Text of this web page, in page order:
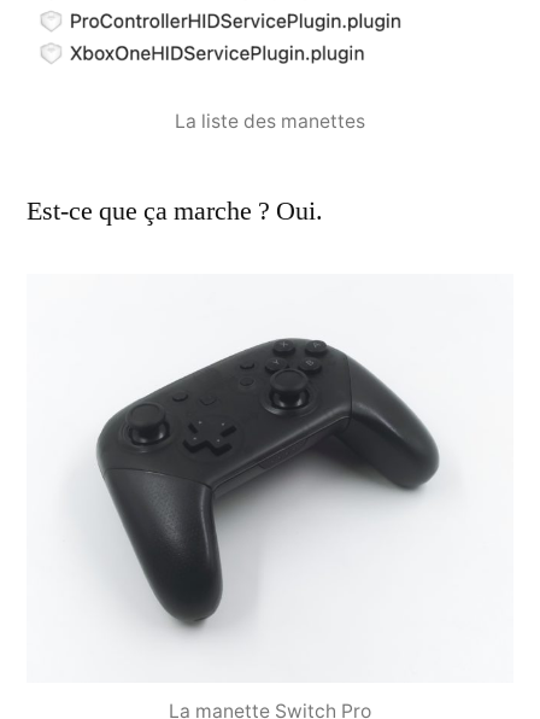
La liste des manettes
Est-ce que ça marche ? Oui.
La manette Switch Pro